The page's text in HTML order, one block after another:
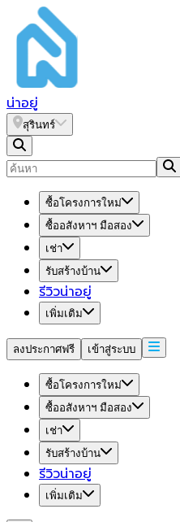
น่าอยู่
สุรินทร์
ซื้อโครงการใหม่
ซื้ออสังหาฯ มือสอง
เช่า
รับสร้างบ้าน
รีวิวน่าอยู่
เพิ่มเติม
ลงประกาศฟรี เข้าสู่ระบบ
ซื้อโครงการใหม่
ซื้ออสังหาฯ มือสอง
เช่า
รับสร้างบ้าน
รีวิวน่าอยู่
เพิ่มเติม